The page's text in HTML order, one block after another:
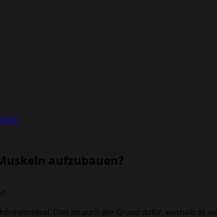
aufzubauen?
Dies ist auch der Grund dafür, weshalb es